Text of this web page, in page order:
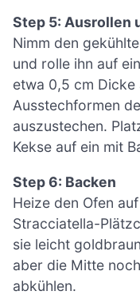
Step 5: Ausrollen
Nimm den
und rolle ihn auf
etwa 0,5 cm Dicke
Ausstechformen
auszustechen.
Kekse auf ein mit
Step 6: Backen
Heize den Ofen
Stracciatella-
sie leicht
aber die Mitte
abkühlen.